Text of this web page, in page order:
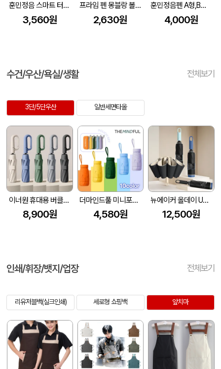
훈민정음 스마트 터치볼펜 (140*9.5mm)
3,560원
프라임 펜 몽블랑 볼펜+리필심 금장볼펜 은장볼펜 고급볼펜 볼펜인쇄
2,630원
훈민정음펜 A형,B형 (금장/은장) (141*12mm/135*11mm)
4,000원
수건/우산/욕실/생활 전체보기
3단/5단우산 일반세면타올
이너원 휴대용 버클형 10K 3단 자동 양우산 (UPF 50+)
8,900원
더마인드풀 미니포켓 UV차단 암막 파스텔 우양산 색상 10종
4,580원
뉴에이커 올데이 UV차단 8K 3단 거꾸로 자동 양우산 고리 손잡이
12,500원
인쇄/휘장/뱃지/업장 전체보기
리유저블백(실크인쇄) 세로형 쇼핑백 앞치마